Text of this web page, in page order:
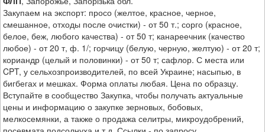
Закупаем на экспорт: просо (желтое, красное, черное,
смешанное, отходы после очистки) - от 50 т.; сорго (красное,
белое, беж, любого качества) - от 50 т; канареечник (качество
любое) - от 20 т, ф. 1/; горчицу (белую, черную, желтую) - от 20 т;
кориандр (целый и половинки) - от 50 т; сафлор. С места или
CPT, у сельхозпроизводителей, по всей Украине; насыпью, в
бигбегах и мешках. Форма оплаты любая. Цена по образцу.
Вступайте в сообщество Закупка, чтобы получать актуальные
цены и информацию о закупке зерновых, бобовых,
мелкосемянки, а также о продажа селитры, микроудобрений,